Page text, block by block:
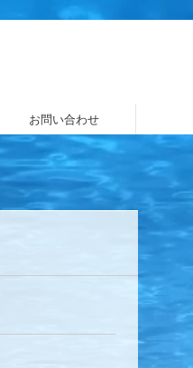
お問い合わせ